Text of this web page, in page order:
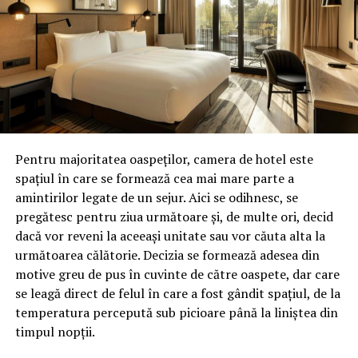
Pentru că smartphone-urile au ajuns să aibă specificații
atât de avansate și să fie atât de captivante pentru
utilizatori, este din ce în ce mai ușor să ne conectăm la
lumea online, și totodată din ce în ce mai greu să trăim
în prezent. Produs de inovatorul în tehnologii mobile,
Human Mobile Devices (HMD), Heineken® x Bodega
acapareze atenția. Este proiectat intenționat să aibă
doar funcțiile de bază de care avem nevoie când ieșim
seara în oraș și principalele sale utilizări sunt apelurile și
SMS-urile.
Carcasa transparentă a telefonului și autocolantele cu
hologramă sunt inspirate de pasiunea Generației Z
pentru moda “Newtro” (“new retro”) și amintesc de
telefoanele de la începutul anilor 2000. Fără
specificațiile comode ale lumii moderne, pe telefon nu se
Pentru majoritatea oaspeților, camera de hotel este
spațiul în care se formează cea mai mare parte a
amintirilor legate de un sejur. Aici se odihnesc, se
pregătesc pentru ziua următoare și, de multe ori, decid
dacă vor reveni la aceeași unitate sau vor căuta alta la
următoarea călătorie. Decizia se formează adesea din
motive greu de pus în cuvinte de către oaspete, dar care
se leagă direct de felul în care a fost gândit spațiul, de la
temperatura percepută sub picioare până la liniștea din
timpul nopții.